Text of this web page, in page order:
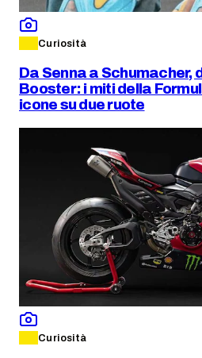
Curiosità
Da Senna a Schumacher,
Booster: i miti della
icone su due ruote
Curiosità